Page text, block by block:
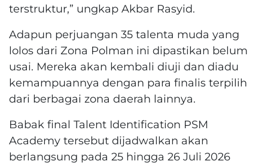
terstruktur,” ungkap Akbar Rasyid.
Adapun perjuangan 35 talenta muda yang
lolos dari Zona Polman ini dipastikan belum
usai. Mereka akan kembali diuji dan diadu
kemampuannya dengan para finalis terpilih
dari berbagai zona daerah lainnya.
Babak final Talent Identification PSM
Academy tersebut dijadwalkan akan
berlangsung pada 25 hingga 26 Juli 2026